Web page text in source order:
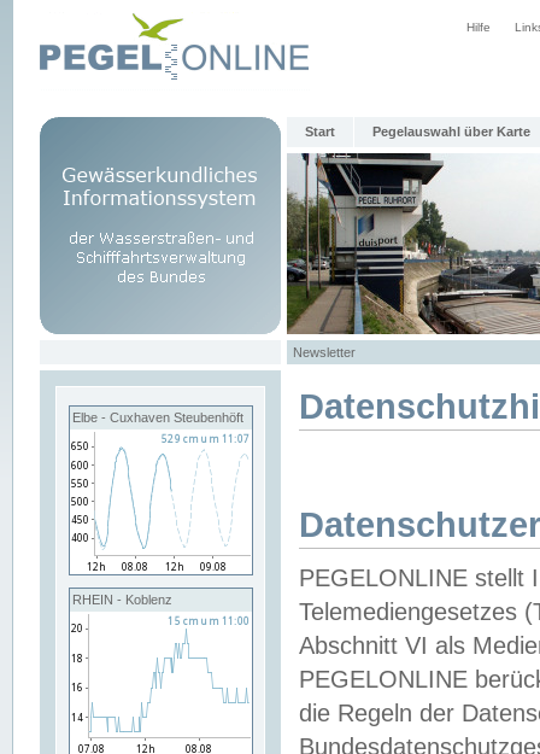
Hilfe
Start Pegelauswahl über Karte
Newsletter
Elbe - Cuxhaven Steubenhöft
RHEIN - Koblenz
PEGELONLINE stellt
Telemediengesetzes
Abschnitt VI als
PEGELONLINE
die Regeln der